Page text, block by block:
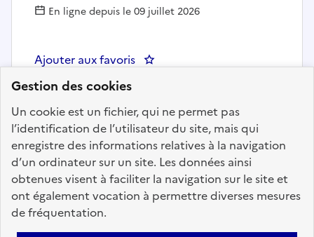
Gestion des cookies
Un cookie est un fichier, qui ne permet pas
l’identification de l’utilisateur du site, mais qui
enregistre des informations relatives à la navigation
d’un ordinateur sur un site. Les données ainsi
obtenues visent à faciliter la navigation sur le site et
ont également vocation à permettre diverses mesures
de fréquentation.
En ligne depuis le 09 juillet 2026
Ajouter aux favoris : Assistant ou assistante de
Précédent 1 103 104
105
106
107 108 109
200
Suivant
Aller à la page